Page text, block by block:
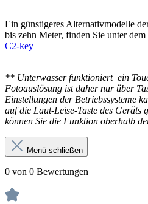
Ein günstigeres Alternativmodelle
bis zehn Meter, finden Sie unter
C2-key
** Unterwasser funktioniert ein
Fotoauslösung ist daher nur über
Einstellungen der Betriebssysteme
auf die Laut-Leise-Taste des Geräts
können Sie die Funktion oberhalb
Menü schließen
0 von 0 Bewertungen